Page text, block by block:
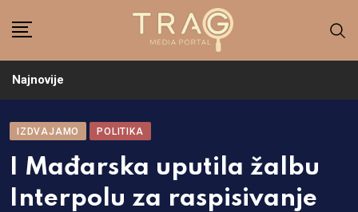
Najnovije
IZDVAJAMO POLITIKA
I Mađarska uputila žalbu
Interpolu za raspisivanje